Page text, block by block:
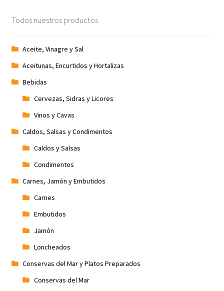
Promociones
Términos y condiciones
Tienda
Todos nuestros productos
Aceite, Vinagre y Sal
Aceitunas, Encurtidos y Hortalizas
Bebidas
Cervezas, Sidras y Licores
Vinos y Cavas
Caldos, Salsas y Condimentos
Caldos y Salsas
Condimentos
Carnes, Jamón y Embutidos
Carnes
Embutidos
Jamón
Loncheados
Conservas del Mar y Platos Preparados
Conservas del Mar